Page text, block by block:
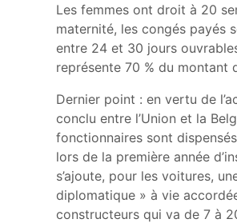
Les femmes ont droit à 20
maternité, les congés payés
entre 24 et 30 jours
représente 70 % du montant
Dernier point : en vertu de
conclu entre l’Union et la
fonctionnaires sont
lors de la première année
s’ajoute, pour les voitures,
diplomatique » à vie
constructeurs qui va de 7 à